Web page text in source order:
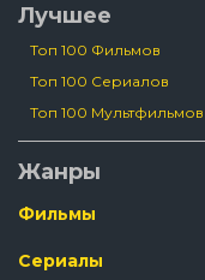
Лучшее
Топ 100 Фильмов
Топ 100 Сериалов
Топ 100 Мультфильмов
Жанры
Фильмы
Сериалы